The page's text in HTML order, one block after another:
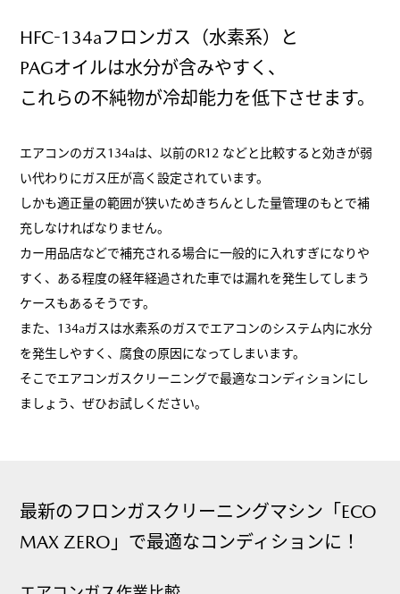
HFC-134aフロンガス（水素系）と
PAGオイルは水分が含みやすく、
これらの不純物が冷却能力を低下させます。
エアコンのガス134aは、以前のR12 などと比較すると効きが弱
い代わりにガス圧が高く設定されています。
しかも適正量の範囲が狭いためきちんとした量管理のもとで補
充しなければなりません。
カー用品店などで補充される場合に一般的に入れすぎになりや
すく、ある程度の経年経過された車では漏れを発生してしまう
ケースもあるそうです。
また、134aガスは水素系のガスでエアコンのシステム内に水分
を発生しやすく、腐食の原因になってしまいます。
そこでエアコンガスクリーニングで最適なコンディションにし
ましょう、ぜひお試しください。
最新のフロンガスクリーニングマシン「ECO
MAX ZERO」で最適なコンディションに！